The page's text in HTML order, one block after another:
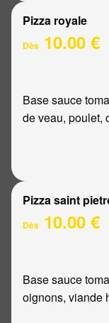
Pizza royale
Dès 10.00 €
Base sauce
de veau, poulet,
Pizza saint
Dès 10.00 €
Base sauce
oignons, viande